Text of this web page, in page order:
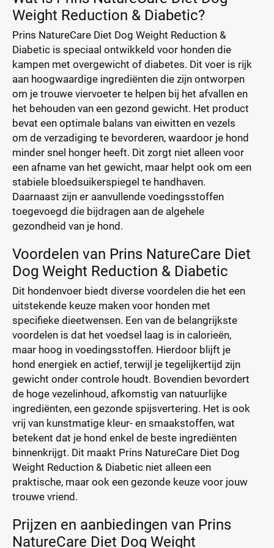
Weight Reduction & Diabetic?
Prins NatureCare Diet Dog Weight Reduction &
Diabetic is speciaal ontwikkeld voor honden die
kampen met overgewicht of diabetes. Dit voer is rijk
aan hoogwaardige ingrediënten die zijn ontworpen
om je trouwe viervoeter te helpen bij het afvallen en
het behouden van een gezond gewicht. Het product
bevat een optimale balans van eiwitten en vezels
om de verzadiging te bevorderen, waardoor je hond
minder snel honger heeft. Dit zorgt niet alleen voor
een afname van het gewicht, maar helpt ook om een
stabiele bloedsuikerspiegel te handhaven.
Daarnaast zijn er aanvullende voedingsstoffen
toegevoegd die bijdragen aan de algehele
gezondheid van je hond.
Voordelen van Prins NatureCare Diet
Dog Weight Reduction & Diabetic
Dit hondenvoer biedt diverse voordelen die het een
uitstekende keuze maken voor honden met
specifieke dieetwensen. Een van de belangrijkste
voordelen is dat het voedsel laag is in calorieën,
maar hoog in voedingsstoffen. Hierdoor blijft je
hond energiek en actief, terwijl je tegelijkertijd zijn
gewicht onder controle houdt. Bovendien bevordert
de hoge vezelinhoud, afkomstig van natuurlijke
ingrediënten, een gezonde spijsvertering. Het is ook
vrij van kunstmatige kleur- en smaakstoffen, wat
betekent dat je hond enkel de beste ingrediënten
binnenkrijgt. Dit maakt Prins NatureCare Diet Dog
Weight Reduction & Diabetic niet alleen een
praktische, maar ook een gezonde keuze voor jouw
trouwe vriend.
Prijzen en aanbiedingen van Prins
NatureCare Diet Dog Weight